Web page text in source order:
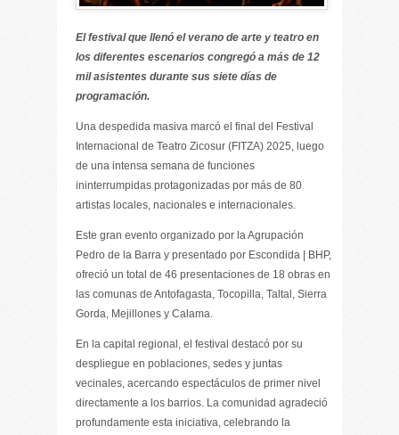
El festival que llenó el verano de arte y teatro en
los diferentes escenarios congregó a más de 12
mil asistentes durante sus siete días de
programación.
Una despedida masiva marcó el final del Festival
Internacional de Teatro Zicosur (FITZA) 2025, luego
de una intensa semana de funciones
ininterrumpidas protagonizadas por más de 80
artistas locales, nacionales e internacionales.
Este gran evento organizado por la Agrupación
Pedro de la Barra y presentado por Escondida | BHP,
ofreció un total de 46 presentaciones de 18 obras en
las comunas de Antofagasta, Tocopilla, Taltal, Sierra
Gorda, Mejillones y Calama.
En la capital regional, el festival destacó por su
despliegue en poblaciones, sedes y juntas
vecinales, acercando espectáculos de primer nivel
directamente a los barrios. La comunidad agradeció
profundamente esta iniciativa, celebrando la